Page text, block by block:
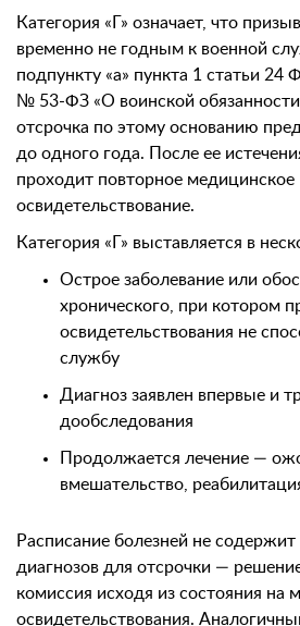
Категория «Г» означает, что
временно не годным к военной
подпункту «а» пункта 1 статьи 24
№ 53-ФЗ «О воинской
отсрочка по этому основанию
до одного года. После ее
проходит повторное медицинское
освидетельствование.
Категория «Г» выставляется в
Острое заболевание или
хронического, при котором
освидетельствования не
службу
Диагноз заявлен впервые и
дообследования
Продолжается лечение —
вмешательство,
Расписание болезней не содержит
диагнозов для отсрочки —
комиссия исходя из состояния на
освидетельствования.